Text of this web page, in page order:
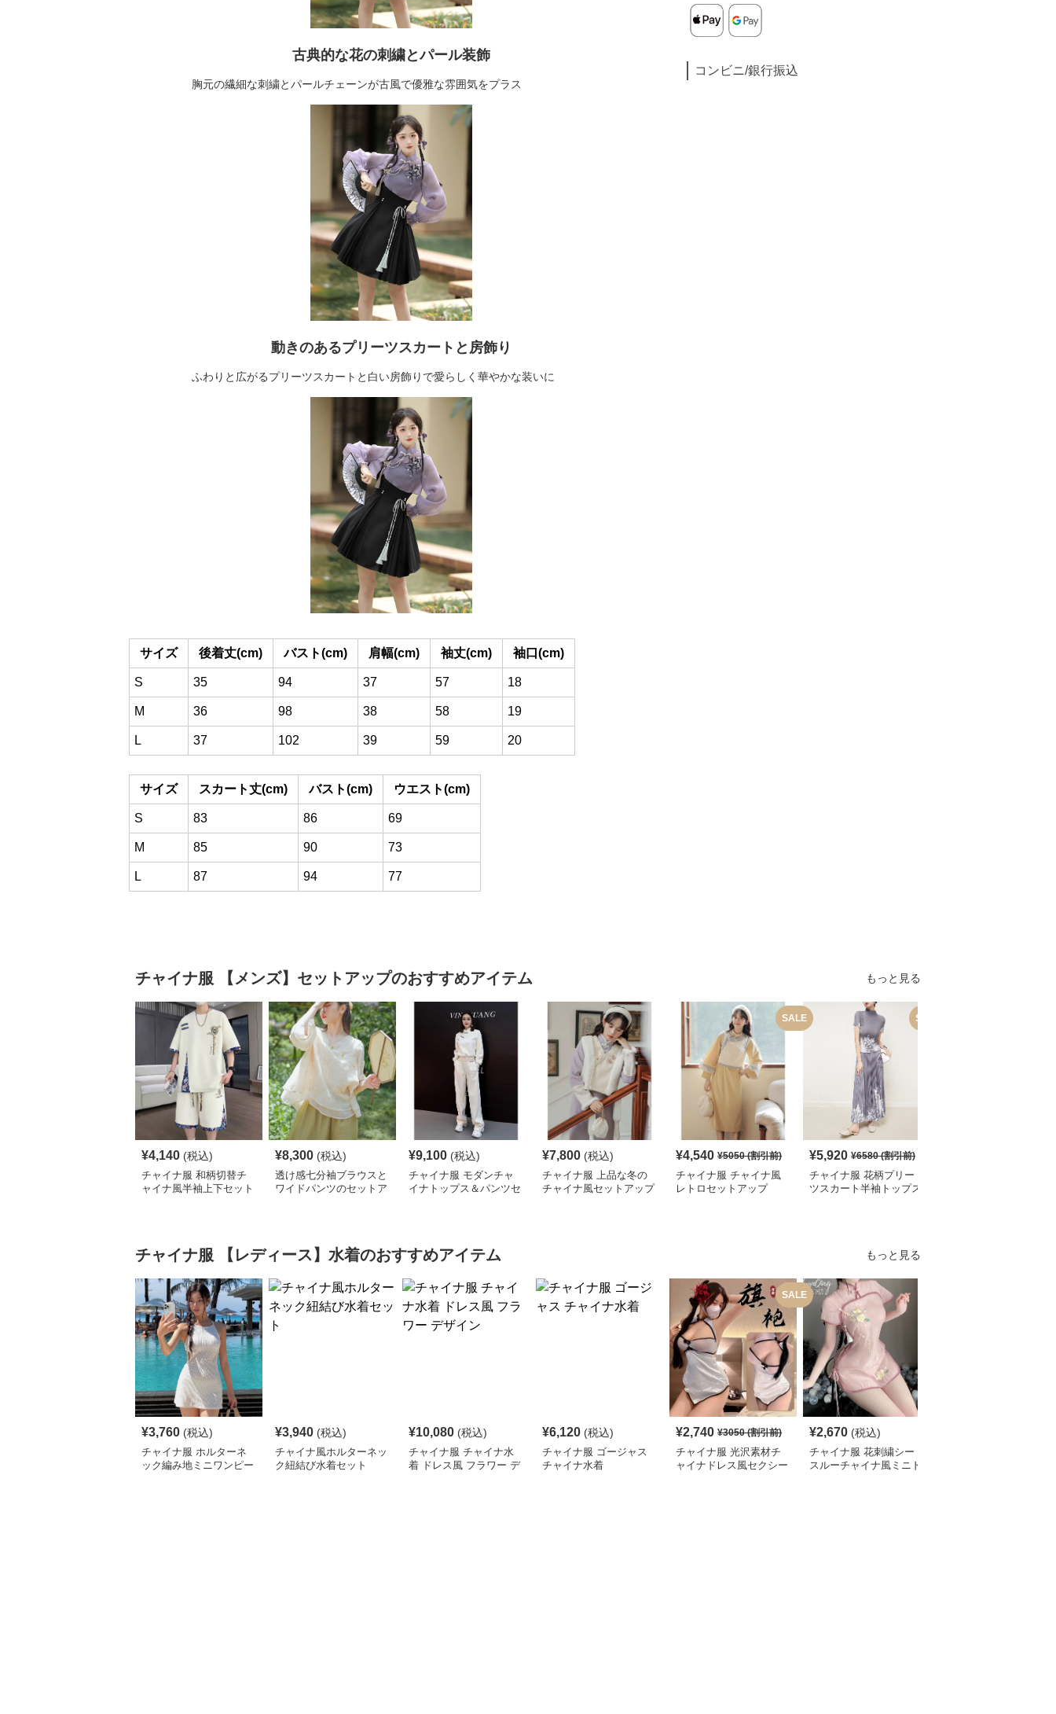
古典的な花の刺繍とパール装飾
胸元の繊細な刺繍とパールチェーンが古風で優雅な雰囲気をプラス
動きのあるプリーツスカートと房飾り
ふわりと広がるプリーツスカートと白い房飾りで愛らしく華やかな装いに
サイズ 後着丈(cm) バスト(cm) 肩幅(cm) 袖丈(cm) 袖口(cm)
S 35 94 37 57 18
M 36 98 38 58 19
L 37 102 39 59 20
サイズ スカート丈(cm) バスト(cm) ウエスト(cm)
S 83 86 69
M 85 90 73
L 87 94 77
コンビニ/銀行振込
チャイナ服 【メンズ】セットアップのおすすめアイテム もっと見る
¥4,140 (税込)
チャイナ服 和柄切替チ
ャイナ風半袖上下セット
¥8,300 (税込)
透け感七分袖ブラウスと
ワイドパンツのセットア
¥9,100 (税込)
チャイナ服 モダンチャ
イナトップス＆パンツセ
¥7,800 (税込)
チャイナ服 上品な冬の
チャイナ風セットアップ
SALE
¥4,540 ¥5050(割引前)
チャイナ服 チャイナ風
レトロセットアップ
SALE
¥5,920 ¥6580(割引前)
チャイナ服 花柄プリー
ツスカート半袖トップス
チャイナ服 【レディース】水着のおすすめアイテム もっと見る
¥3,760 (税込)
チャイナ服 ホルターネ
ック編み地ミニワンピー
¥3,940 (税込)
チャイナ風ホルターネッ
ク紐結び水着セット
¥10,080 (税込)
チャイナ服 チャイナ水
着 ドレス風 フラワー デ
¥6,120 (税込)
チャイナ服 ゴージャス
チャイナ水着
SALE
¥2,740 ¥3050(割引前)
チャイナ服 光沢素材チ
ャイナドレス風セクシー
¥2,670 (税込)
チャイナ服 花刺繍シー
スルーチャイナ風ミニド